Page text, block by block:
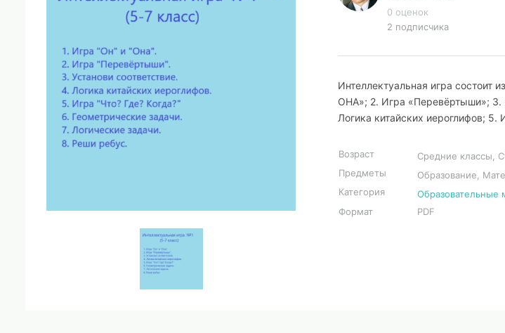
0 оценок
2 подписчика
Интеллектуальная игра состоит
ОНА»; 2. Игра «Перевёртыши»; 3.
Логика китайских иероглифов; 5.
Возраст
Средние классы,
Предметы
Образование,
Категория
Образовательные
Формат
PDF